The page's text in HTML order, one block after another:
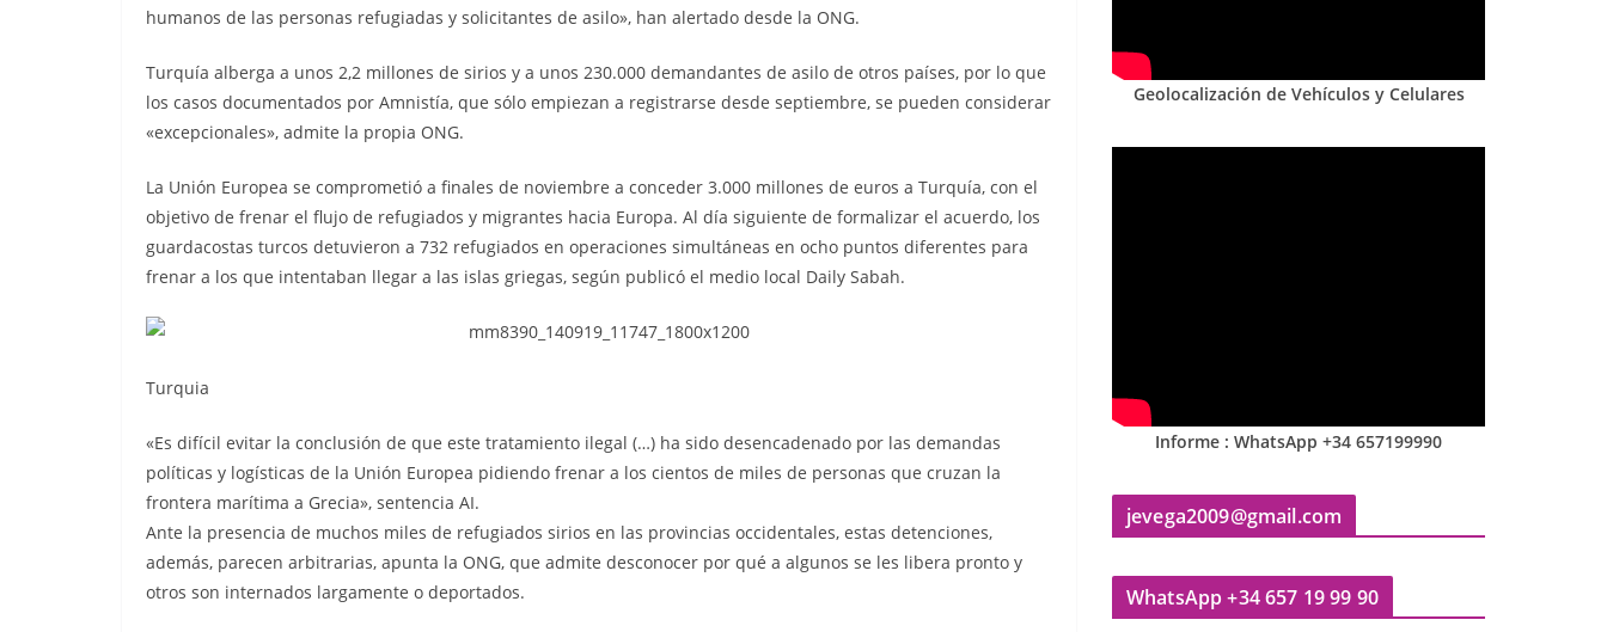
humanos de las personas refugiadas y solicitantes de asilo», han alertado desde la ONG.
Turquía alberga a unos 2,2 millones de sirios y a unos 230.000 demandantes de asilo de otros países, por lo que
los casos documentados por Amnistía, que sólo empiezan a registrarse desde septiembre, se pueden considerar
«excepcionales», admite la propia ONG.
La Unión Europea se comprometió a finales de noviembre a conceder 3.000 millones de euros a Turquía, con el
objetivo de frenar el flujo de refugiados y migrantes hacia Europa. Al día siguiente de formalizar el acuerdo, los
guardacostas turcos detuvieron a 732 refugiados en operaciones simultáneas en ocho puntos diferentes para
frenar a los que intentaban llegar a las islas griegas, según publicó el medio local Daily Sabah.
Turquia
«Es difícil evitar la conclusión de que este tratamiento ilegal (…) ha sido desencadenado por las demandas
políticas y logísticas de la Unión Europea pidiendo frenar a los cientos de miles de personas que cruzan la
frontera marítima a Grecia», sentencia AI.
Ante la presencia de muchos miles de refugiados sirios en las provincias occidentales, estas detenciones,
además, parecen arbitrarias, apunta la ONG, que admite desconocer por qué a algunos se les libera pronto y
otros son internados largamente o deportados.
Geolocalización de Vehículos y Celulares
Informe : WhatsApp +34 657199990
jevega2009@gmail.com
WhatsApp +34 657 19 99 90